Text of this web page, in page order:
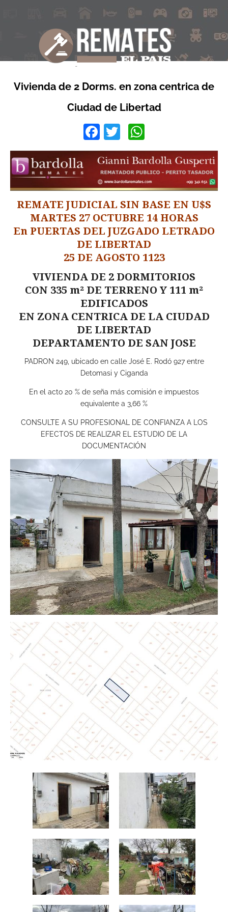
Vivienda de 2 Dorms. en zona centrica de
Ciudad de Libertad
Facebook
Twitter
REMATE JUDICIAL SIN BASE EN U$S
MARTES 27 OCTUBRE 14 HORAS
En PUERTAS DEL JUZGADO LETRADO
DE LIBERTAD
25 DE AGOSTO 1123
VIVIENDA DE 2 DORMITORIOS
CON 335 m² DE TERRENO Y 111 m²
EDIFICADOS
EN ZONA CENTRICA DE LA CIUDAD
DE LIBERTAD
DEPARTAMENTO DE SAN JOSE
PADRON 249, ubicado en calle José E. Rodó 927 entre
Detomasi y Ciganda
En el acto 20 % de seña más comisión e impuestos
equivalente a 3,66 %
CONSULTE A SU PROFESIONAL DE CONFIANZA A LOS
EFECTOS DE REALIZAR EL ESTUDIO DE LA
DOCUMENTACIÓN